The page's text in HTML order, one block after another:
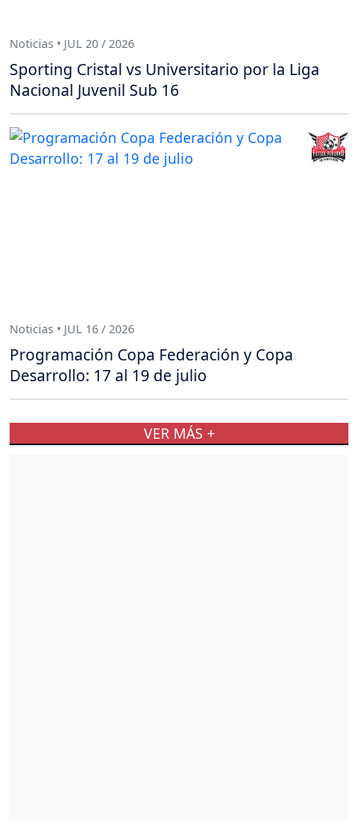
Noticias • JUL 20 / 2026
Sporting Cristal vs Universitario por la Liga
Nacional Juvenil Sub 16
Noticias • JUL 16 / 2026
Programación Copa Federación y Copa
Desarrollo: 17 al 19 de julio
VER MÁS +